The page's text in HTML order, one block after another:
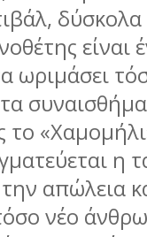
είναι
ωριμάσει
το
η
απώλεια
νέο